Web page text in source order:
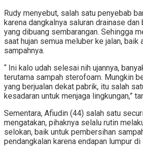
Rudy menyebut, salah satu penyebab
karena dangkalnya saluran drainase dan
yang dibuang sembarangan. Sehingga
saat hujan semua meluber ke jalan, baik
sampahnya.
“ Ini kalo udah selesai nih ujannya,
terutama sampah sterofoam. Mungkin
yang berjualan dekat pabrik, itu salah
kesadaran untuk menjaga lingkungan,”
Sementara, Afiudin (44) salah satu
mengatakan, pihaknya selalu rutin
selokan, baik untuk pembersihan
pendangkalan karena endapan lumpur